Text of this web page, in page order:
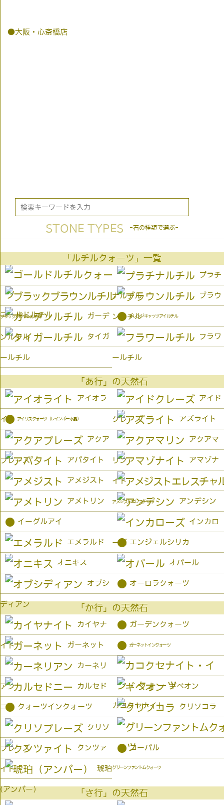
●大阪・心斎橋店
STONE TYPES -石の種類で選ぶ-
「ルチルクォーツ」一覧
ゴールドルチル
プラチ
ナルチル
ブラックブラウンルチル
ブラウ
ンルチル
ガーデ
ンルチル
● オレンジキャッツアイルチル
タイガ
ールチル
フラワ
ールチル
「あ行」の天然石
アイオラ
イト
アイド
クレーズ
● アイリスクォーツ（レインボー水晶） アズライト
アクア
プレーズ
アクアマ
リン
アパタイト アマゾナ
イト
アメジスト
アメジストエレスチャル
アメトリン アンデシン
● イーグルアイ インカロ
ーズ
エメラルド ● エンジェルシリカ
オニキス オパール
オブシ
ディアン
● オーロラクォーツ
「か行」の天然石
カイヤナ
イト
● ガーデンクォーツ
ガーネット ● ガーネットインクォーツ
カーネリ
アン
カコクセナイト
カルセド
ニー
ギベオン
● クォーツインクォーツ クリソコラ
クリソ
プレーズ
グリーンファントムクォーツ
クンツァ
イト
● コーパル
琥珀
(アンバー） 「さ行」の天然石